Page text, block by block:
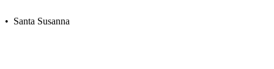
• Santa Susanna